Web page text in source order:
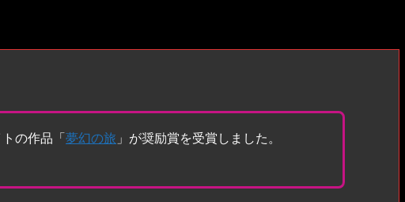
の作品「夢幻の旅 」が奨励賞を受賞しました。